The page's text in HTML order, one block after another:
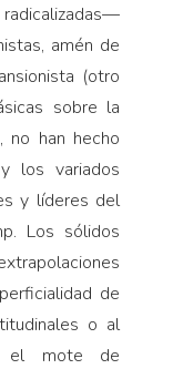
amén de
(otro
sobre la
no han hecho
los variados
y líderes del
Los sólidos
de
o al
el mote de